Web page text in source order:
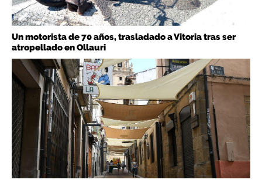
Un motorista de 70 años, trasladado a Vitoria tras ser
atropellado en Ollauri